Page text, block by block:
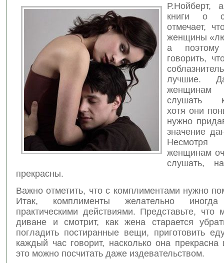
Р.Нойберт,
книги о
отмечает,
женщины
а
говорить,
лучшие.
слушать
хотя они
нужно
значение
женщинам
слушать,
прекрасны.
Важно отметить, что с комплиментами нужно
Итак, комплименты желательно иногда
практическими действиями. Представьте,
диване и смотрит, как жена старается
погладить постиранные вещи, приготовить
каждый час говорит, насколько она прекрасна
это можно посчитать даже издевательством.